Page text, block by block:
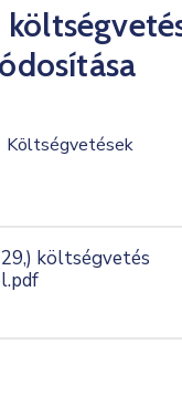
Költségvetések
költségvetés